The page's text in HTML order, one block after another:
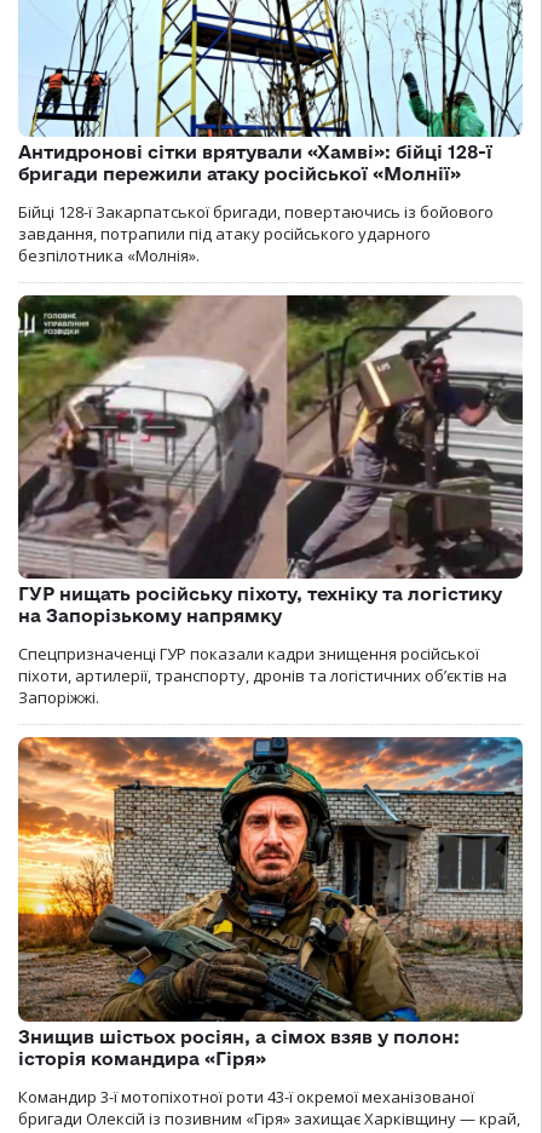
Антидронові сітки врятували «Хамві»: бійці 128-ї
бригади пережили атаку російської «Молнії»
Бійці 128-ї Закарпатської бригади, повертаючись із бойового
завдання, потрапили під атаку російського ударного
безпілотника «Молнія».
ГУР нищать російську піхоту, техніку та логістику
на Запорізькому напрямку
Спецпризначенці ГУР показали кадри знищення російської
піхоти, артилерії, транспорту, дронів та логістичних об’єктів на
Запоріжжі.
Знищив шістьох росіян, а сімох взяв у полон:
історія командира «Гіря»
Командир 3-ї мотопіхотної роти 43-ї окремої механізованої
бригади Олексій із позивним «Гіря» захищає Харківщину — край,